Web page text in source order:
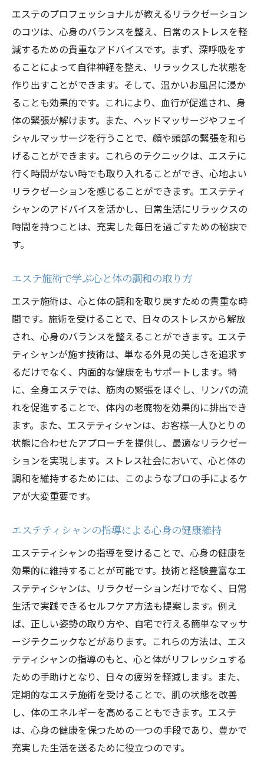
エステのプロフェッショナルが教えるリラクゼーション
のコツは、心身のバランスを整え、日常のストレスを軽
減するための貴重なアドバイスです。まず、深呼吸をす
ることによって自律神経を整え、リラックスした状態を
作り出すことができます。そして、温かいお風呂に浸か
ることも効果的です。これにより、血行が促進され、身
体の緊張が解けます。また、ヘッドマッサージやフェイ
シャルマッサージを行うことで、顔や頭部の緊張を和ら
げることができます。これらのテクニックは、エステに
行く時間がない時でも取り入れることができ、心地よい
リラクゼーションを感じることができます。エステティ
シャンのアドバイスを活かし、日常生活にリラックスの
時間を持つことは、充実した毎日を過ごすための秘訣で
す。
エステ施術で学ぶ心と体の調和の取り方
エステ施術は、心と体の調和を取り戻すための貴重な時
間です。施術を受けることで、日々のストレスから解放
され、心身のバランスを整えることができます。エステ
ティシャンが施す技術は、単なる外見の美しさを追求す
るだけでなく、内面的な健康をもサポートします。特
に、全身エステでは、筋肉の緊張をほぐし、リンパの流
れを促進することで、体内の老廃物を効果的に排出でき
ます。また、エステティシャンは、お客様一人ひとりの
状態に合わせたアプローチを提供し、最適なリラクゼー
ションを実現します。ストレス社会において、心と体の
調和を維持するためには、このようなプロの手によるケ
アが大変重要です。
エステティシャンの指導による心身の健康維持
エステティシャンの指導を受けることで、心身の健康を
効果的に維持することが可能です。技術と経験豊富なエ
ステティシャンは、リラクゼーションだけでなく、日常
生活で実践できるセルフケア方法も提案します。例え
ば、正しい姿勢の取り方や、自宅で行える簡単なマッサ
ージテクニックなどがあります。これらの方法は、エス
テティシャンの指導のもと、心と体がリフレッシュする
ための手助けとなり、日々の疲労を軽減します。また、
定期的なエステ施術を受けることで、肌の状態を改善
し、体のエネルギーを高めることもできます。エステ
は、心身の健康を保つための一つの手段であり、豊かで
充実した生活を送るために役立つのです。